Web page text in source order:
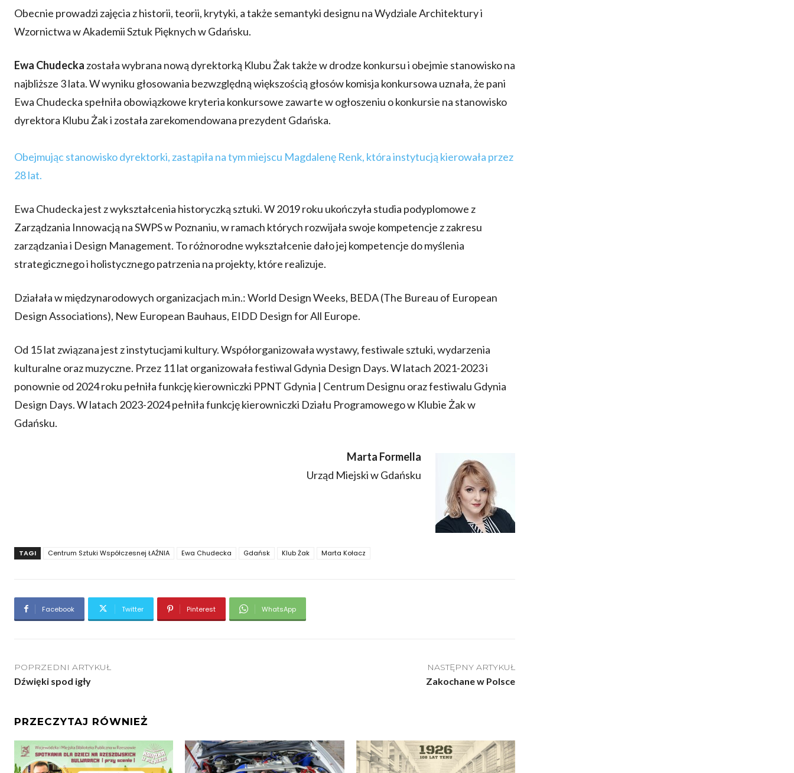
Obecnie prowadzi zajęcia z historii, teorii, krytyki, a także semantyki designu na Wydziale Architektury i
Wzornictwa w Akademii Sztuk Pięknych w Gdańsku.
Ewa Chudecka została wybrana nową dyrektorką Klubu Żak także w drodze konkursu i obejmie stanowisko na
najbliższe 3 lata. W wyniku głosowania bezwzględną większością głosów komisja konkursowa uznała, że pani
Ewa Chudecka spełniła obowiązkowe kryteria konkursowe zawarte w ogłoszeniu o konkursie na stanowisko
dyrektora Klubu Żak i została zarekomendowana prezydent Gdańska.
Obejmując stanowisko dyrektorki, zastąpiła na tym miejscu Magdalenę Renk, która instytucją kierowała przez
28 lat.
Ewa Chudecka jest z wykształcenia historyczką sztuki. W 2019 roku ukończyła studia podyplomowe z
Zarządzania Innowacją na SWPS w Poznaniu, w ramach których rozwijała swoje kompetencje z zakresu
zarządzania i Design Management. To różnorodne wykształcenie dało jej kompetencje do myślenia
strategicznego i holistycznego patrzenia na projekty, które realizuje.
Działała w międzynarodowych organizacjach m.in.: World Design Weeks, BEDA (The Bureau of European
Design Associations), New European Bauhaus, EIDD Design for All Europe.
Od 15 lat związana jest z instytucjami kultury. Współorganizowała wystawy, festiwale sztuki, wydarzenia
kulturalne oraz muzyczne. Przez 11 lat organizowała festiwal Gdynia Design Days. W latach 2021-2023 i
ponownie od 2024 roku pełniła funkcję kierowniczki PPNT Gdynia | Centrum Designu oraz festiwalu Gdynia
Design Days. W latach 2023-2024 pełniła funkcję kierowniczki Działu Programowego w Klubie Żak w
Gdańsku.
Marta Formella
Urząd Miejski w Gdańsku
TAGI Centrum Sztuki Współczesnej ŁAŹNIA Ewa Chudecka Gdańsk Klub Żak Marta Kołacz
Facebook Twitter Pinterest WhatsApp
POPRZEDNI ARTYKUŁ
Dźwięki spod igły
NASTĘPNY ARTYKUŁ
Zakochane w Polsce
PRZECZYTAJ RÓWNIEŻ